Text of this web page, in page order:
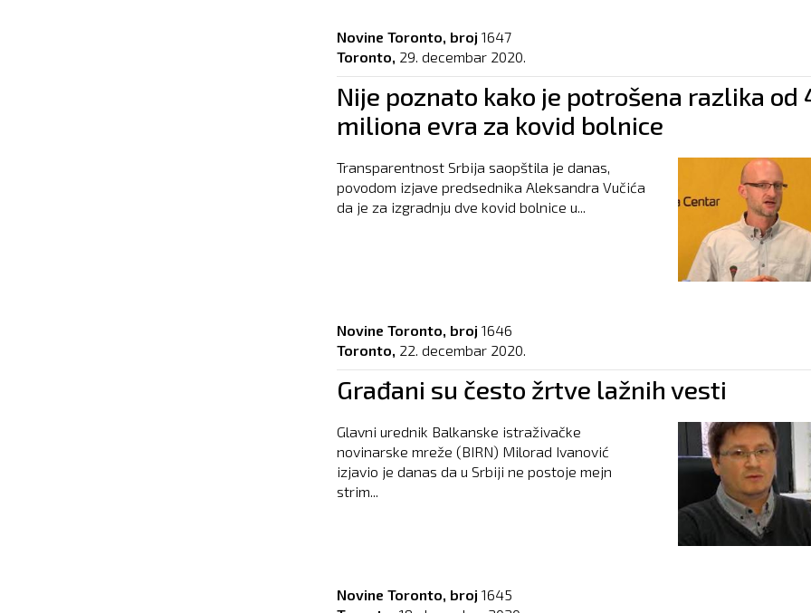
Novine Toronto, broj 1647
Toronto, 29. decembar 2020.
Nije poznato kako je potrošena razlika od
miliona evra za kovid bolnice
Transparentnost Srbija saopštila je danas,
povodom izjave predsednika Aleksandra Vučića
da je za izgradnju dve kovid bolnice u...
Novine Toronto, broj 1646
Toronto, 22. decembar 2020.
Građani su često žrtve lažnih vesti
Glavni urednik Balkanske istraživačke
novinarske mreže (BIRN) Milorad Ivanović
izjavio je danas da u Srbiji ne postoje mejn
strim...
Novine Toronto, broj 1645